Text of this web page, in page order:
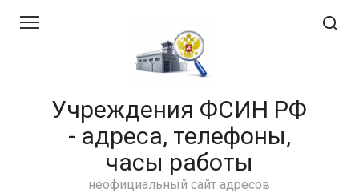
Учреждения ФСИН РФ
- адреса, телефоны,
часы работы
неофициальный сайт адресов